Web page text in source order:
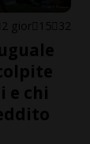
2 gior 15 32
e chi